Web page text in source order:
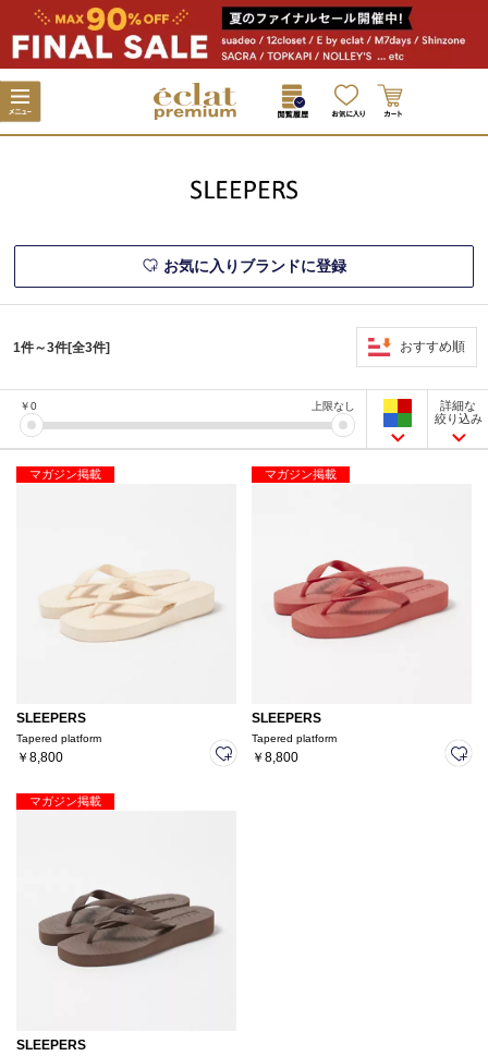
お気に入りブランドに登録
1件～3件[全3件] おすすめ順
￥0 上限なし
詳細な
絞り込み
マガジン掲載
SLEEPERS
Tapered platform
￥8,800
マガジン掲載
SLEEPERS
Tapered platform
￥8,800
マガジン掲載
SLEEPERS